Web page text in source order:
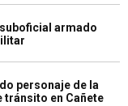
armado
personaje de la
tránsito en Cañete